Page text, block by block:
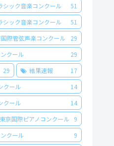
シック音楽コンクール
51
シック音楽コンクール
51
際管弦声楽コンクール
29
クール
29
29 結果速報
17
クール
14
クール
14
京国際ピアノコンクール
9
クール
9